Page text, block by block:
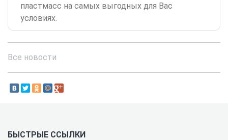
пластмасс на самых выгодных для Вас
условиях.
Все новости
БЫСТРЫЕ ССЫЛКИ